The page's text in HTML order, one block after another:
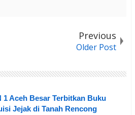
Previous
Older Post
1 Aceh Besar Terbitkan Buku
Jejak di Tanah Rencong